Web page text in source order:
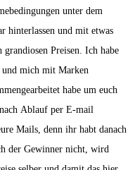
unter dem
hinterlassen und mit etwas
Preisen. Ich habe
und mich mit Marken
habe um euch
Ablauf per E-mail
Mails, denn ihr habt danach
der Gewinner nicht, wird